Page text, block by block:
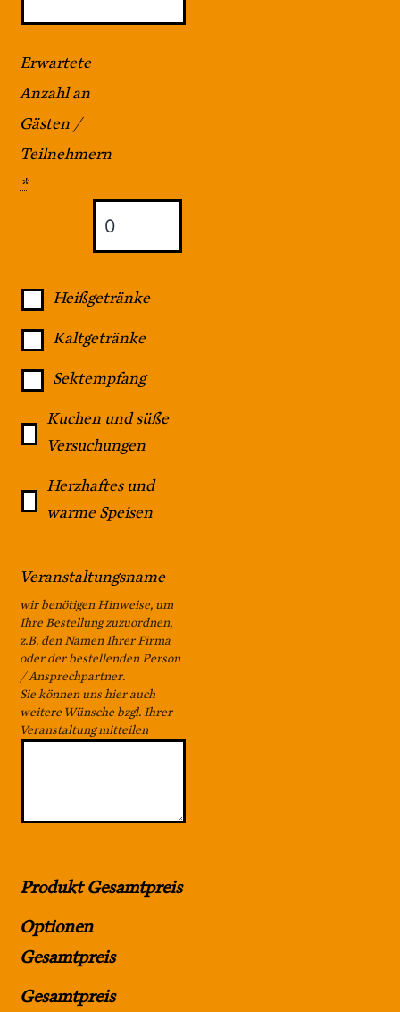
Erwartete
Anzahl an
Gästen /
Teilnehmern
*
Heißgetränke
Kaltgetränke
Sektempfang
Kuchen und süße
Versuchungen
Herzhaftes und
warme Speisen
Veranstaltungsname
wir benötigen Hinweise, um
Ihre Bestellung zuzuordnen,
z.B. den Namen Ihrer Firma
oder der bestellenden Person
/ Ansprechpartner.
Sie können uns hier auch
weitere Wünsche bzgl. Ihrer
Veranstaltung mitteilen
Produkt Gesamtpreis
Optionen
Gesamtpreis
Gesamtpreis